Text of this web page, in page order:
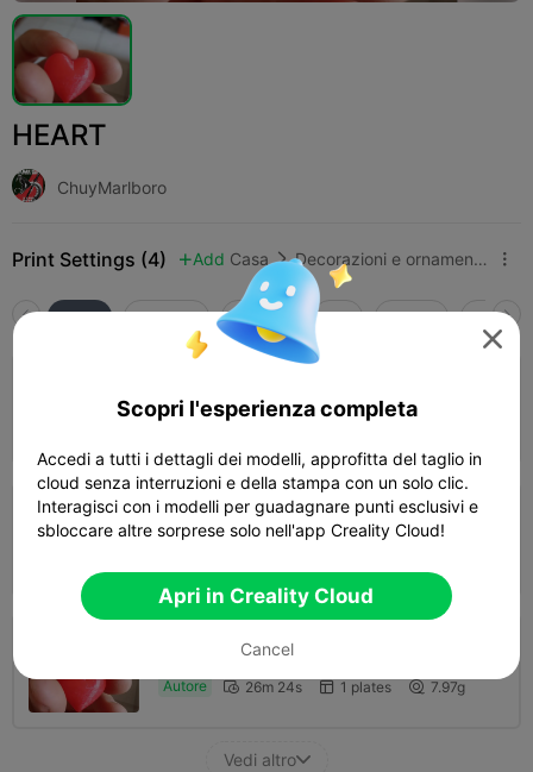
HEART
ChuyMarlboro
Print Settings (4)  Add Casa  Decorazioni e ornamenti per la casa 
Tutti K2 Plus K2 Pro K2 K2 SE
Enabled
 1 plates
0.2mm layer, 2 walls, 15% infill, Supports
Enabled
0.2mm layer, 2 walls, 15% infill, Supports
Autore  26m 24s  1 plates  7.97g
Vedi altro

Scopri l'esperienza completa
Accedi a tutti i dettagli dei modelli, approfitta del taglio in
cloud senza interruzioni e della stampa con un solo clic.
Interagisci con i modelli per guadagnare punti esclusivi e
sbloccare altre sorprese solo nell'app Creality Cloud!
Apri in Creality Cloud
Cancel